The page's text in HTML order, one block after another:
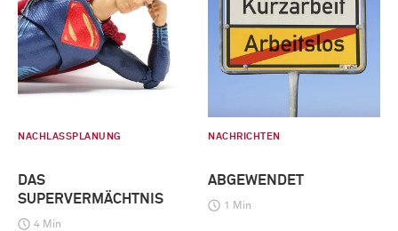
NACHLASSPLANUNG
DAS
SUPERVERMÄCHTNIS
4 Min
NACHRICHTEN
ABGEWENDET
1 Min